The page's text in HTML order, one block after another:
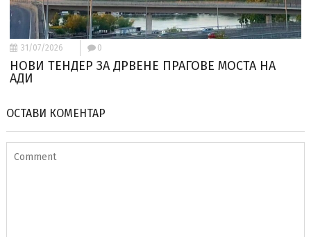
31/07/2026 0
НОВИ ТЕНДЕР ЗА ДРВЕНЕ ПРАГОВЕ МОСТА НА
АДИ
ОСТАВИ КОМЕНТАР